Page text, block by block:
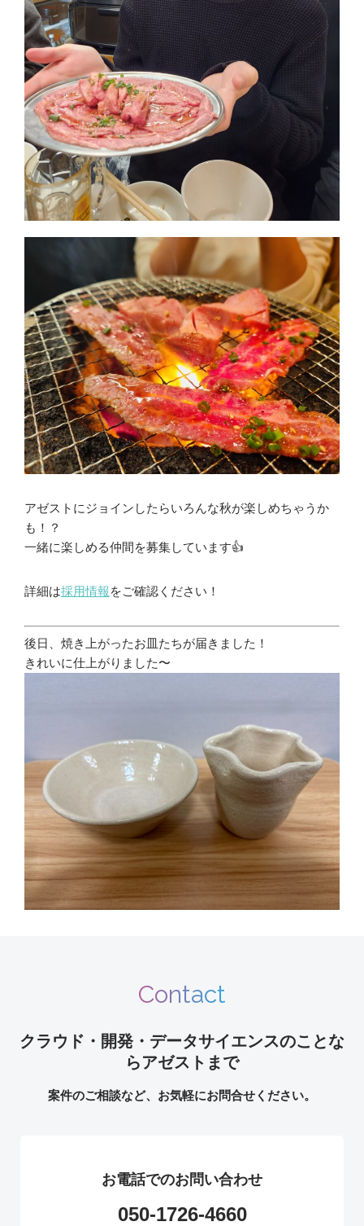
アゼストにジョインしたらいろんな秋が楽しめちゃうか
も！？
一緒に楽しめる仲間を募集しています👍
詳細は採用情報をご確認ください！
後日、焼き上がったお皿たちが届きました！
きれいに仕上がりました〜
Contact
クラウド・開発・データサイエンスのことな
らアゼストまで
案件のご相談など、お気軽にお問合せください。
お電話でのお問い合わせ
050-1726-4660